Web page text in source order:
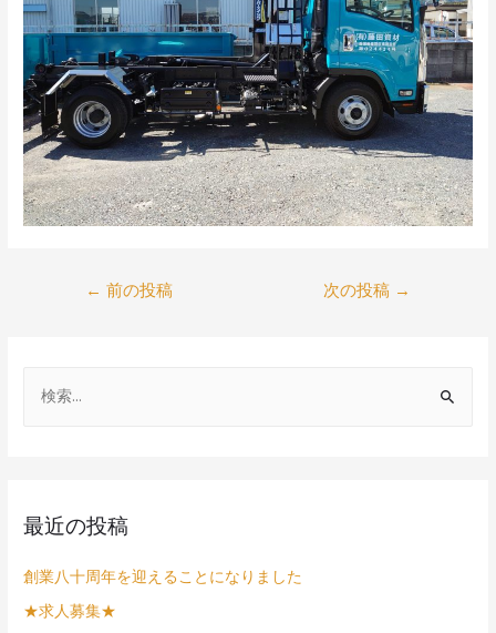
← 前の投稿 次の投稿 →
最近の投稿
創業八十周年を迎えることになりました
★求人募集★